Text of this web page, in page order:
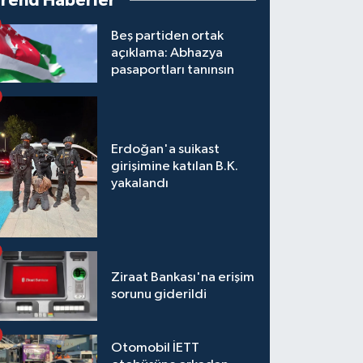
Beş partiden ortak
açıklama: Abhazya
pasaportları tanınsın
Erdoğan'a suikast
girişimine katılan B.K.
yakalandı
Ziraat Bankası'na erişim
sorunu giderildi
Otomobil İETT